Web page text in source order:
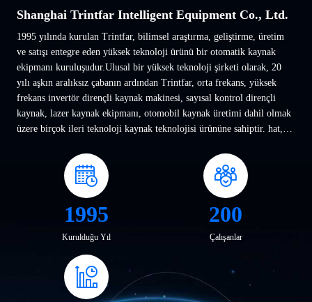
Shanghai Trintfar Intelligent Equipment Co., Ltd.
1995 yılında kurulan Trintfar, bilimsel araştırma, geliştirme, üretim
ve satışı entegre eden yüksek teknoloji ürünü bir otomatik kaynak
ekipmanı kuruluşudur.Ulusal bir yüksek teknoloji şirketi olarak, 20
yılı aşkın aralıksız çabanın ardından Trintfar, orta frekans, yüksek
frekans invertör dirençli kaynak makinesi, sayısal kontrol dirençli
kaynak, lazer kaynak ekipmanı, otomobil kaynak üretimi dahil olmak
üzere birçok ileri teknoloji kaynak teknolojisi ürününe sahiptir. hat,
1995
Kurulduğu Yıl
200
Çalışanlar